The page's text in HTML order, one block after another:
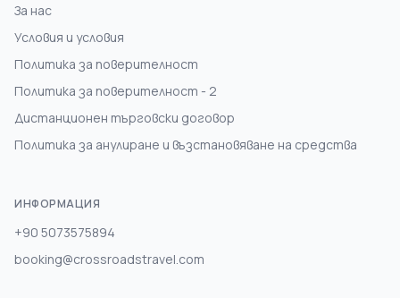
За нас
Условия и условия
Политика за поверителност
Политика за поверителност - 2
Дистанционен търговски договор
Политика за анулиране и възстановяване на средства
ИНФОРМАЦИЯ
+90 5073575894
booking@crossroadstravel.com